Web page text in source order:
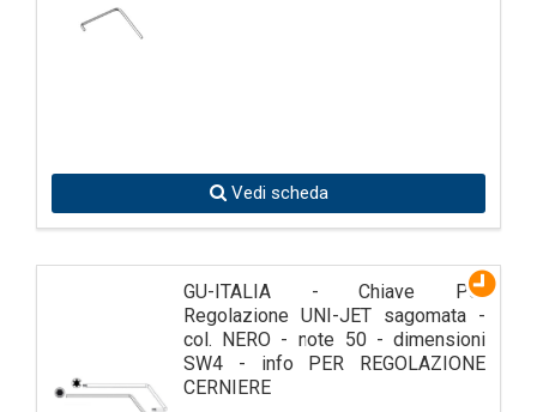
Vedi scheda
GU-ITALIA - Chiave Per
Regolazione UNI-JET sagomata -
col. NERO - note 50 - dimensioni
SW4 - info PER REGOLAZIONE
CERNIERE